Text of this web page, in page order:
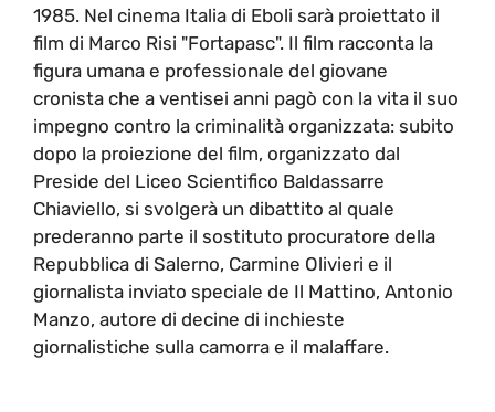
1985. Nel cinema Italia di Eboli sarà proiettato il
film di Marco Risi "Fortapasc". Il film racconta la
figura umana e professionale del giovane
cronista che a ventisei anni pagò con la vita il suo
impegno contro la criminalità organizzata: subito
dopo la proiezione del film, organizzato dal
Preside del Liceo Scientifico Baldassarre
Chiaviello, si svolgerà un dibattito al quale
prederanno parte il sostituto procuratore della
Repubblica di Salerno, Carmine Olivieri e il
giornalista inviato speciale de Il Mattino, Antonio
Manzo, autore di decine di inchieste
giornalistiche sulla camorra e il malaffare.